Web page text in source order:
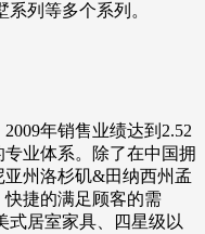
列等多个系列。
年销售业绩达到2.52
业体系。除了在中国拥
州洛杉矶&田纳西州孟
捷的满足顾客的需
式居室家具、四星级以